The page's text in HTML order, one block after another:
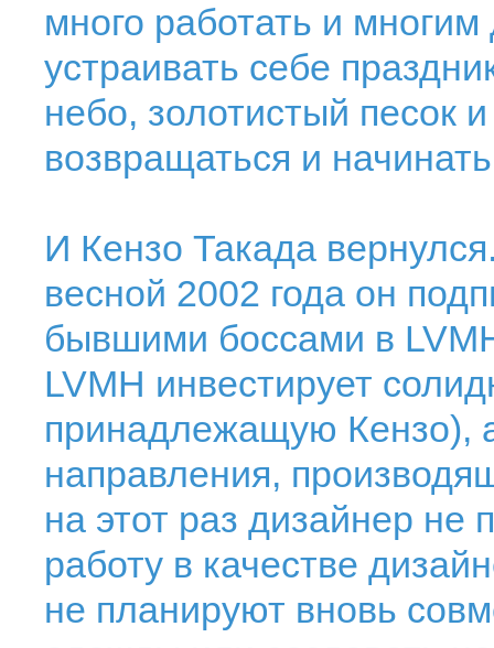
много работать и
устраивать себе
небо, золотистый песок
возвращаться и
И Кензо Такада
весной 2002 года он
бывшими боссами в
LVMH инвестирует
принадлежащую Кензо),
направления,
на этот раз дизайнер не
работу в качестве
не планируют вновь